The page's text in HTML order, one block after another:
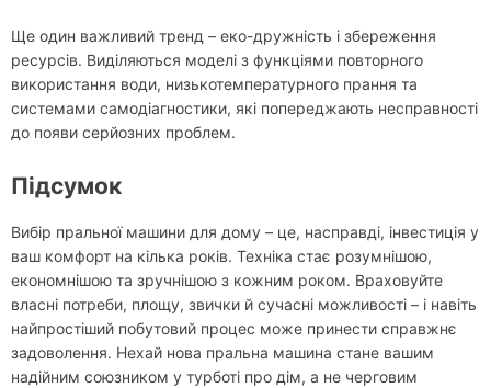
Ще один важливий тренд – еко-дружність і збереження
ресурсів. Виділяються моделі з функціями повторного
використання води, низькотемпературного прання та
системами самодіагностики, які попереджають несправності
до появи серйозних проблем.
Підсумок
Вибір пральної машини для дому – це, насправді, інвестиція у
ваш комфорт на кілька років. Техніка стає розумнішою,
економнішою та зручнішою з кожним роком. Враховуйте
власні потреби, площу, звички й сучасні можливості – і навіть
найпростіший побутовий процес може принести справжнє
задоволення. Нехай нова пральна машина стане вашим
надійним союзником у турботі про дім, а не черговим